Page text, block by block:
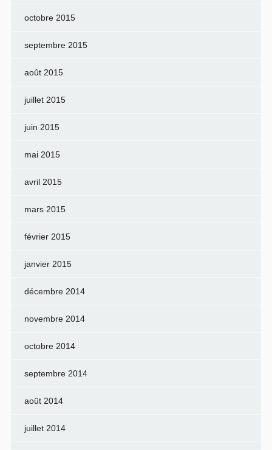
octobre 2015
septembre 2015
août 2015
juillet 2015
juin 2015
mai 2015
avril 2015
mars 2015
février 2015
janvier 2015
décembre 2014
novembre 2014
octobre 2014
septembre 2014
août 2014
juillet 2014